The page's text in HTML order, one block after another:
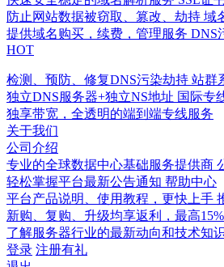
防止网站数据被窃取、篡改、劫持 域
提供域名购买，续费，管理服务 DNS
HOT
检测、预防、修复DNS污染劫持 站群
独立DNS服务器+独立NS地址 国际专
独享带宽，全透明的端到端专线服务
关于我们
公司介绍
专业的全球数据中心基础服务提供商
轻松掌握平台最新公告通知 帮助中心
平台产品说明、使用教程，更快上手
新购、复购、升级均享返利，最高15%
了解服务器行业的最新动向和技术知
登录 注册有礼